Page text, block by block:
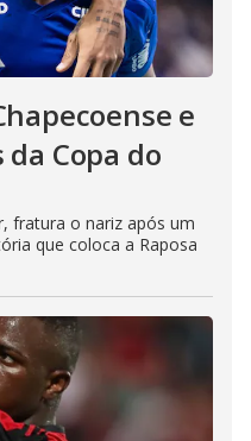
e
Copa do
fratura o nariz após um
que coloca a Raposa